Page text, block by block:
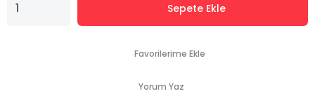
Sepete Ekle
Yorum Yaz